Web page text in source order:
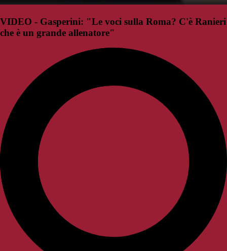
VIDEO - Gasperini: "Le voci sulla Roma? C'è Ranieri
che è un grande allenatore"